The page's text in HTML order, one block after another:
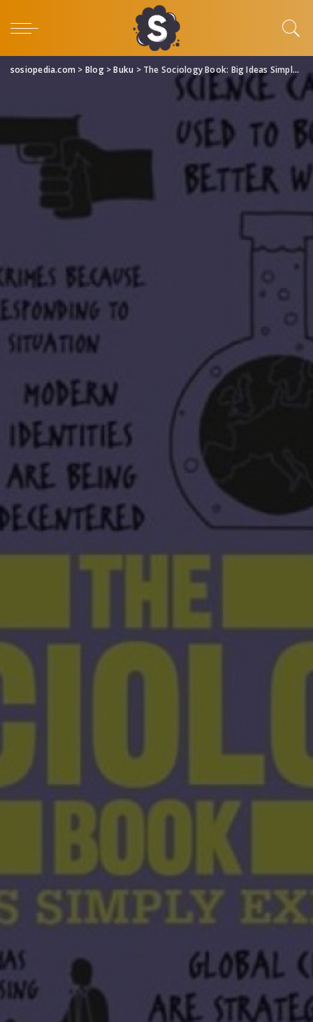
sosiopedia.com > Blog>Buku > The Sociology Book: Big Ideas Simply Explained